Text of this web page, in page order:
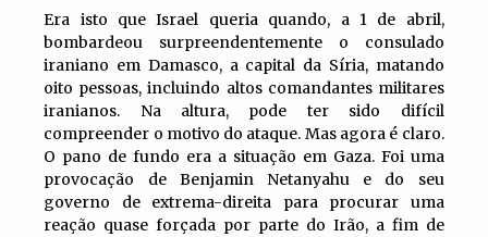
Era isto que Israel queria quando, a 1 de abril,
bombardeou surpreendentemente o consulado
iraniano em Damasco, a capital da Síria, matando
oito pessoas, incluindo altos comandantes militares
iranianos. Na altura, pode ter sido difícil
compreender o motivo do ataque. Mas agora é claro.
O pano de fundo era a situação em Gaza. Foi uma
provocação de Benjamin Netanyahu e do seu
governo de extrema-direita para procurar uma
reação quase forçada por parte do Irão, a fim de